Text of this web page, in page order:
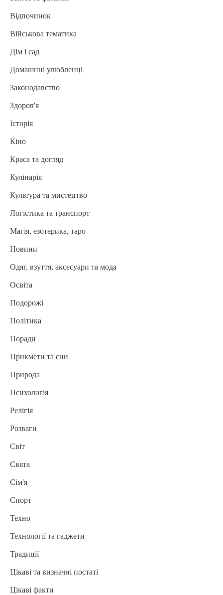
Відпочинок
Військова тематика
Дім і сад
Домашнні улюбленці
Законодавство
Здоров'я
Історія
Кіно
Краса та догляд
Кулінарія
Культура та мистецтво
Логістика та транспорт
Магія, езотерика, таро
Новини
Одяг, взуття, аксесуари та мода
Освіта
Подорожі
Політика
Поради
Прикмети та сни
Природа
Психологія
Релігія
Розваги
Світ
Свята
Сім'я
Спорт
Техно
Технології та гаджети
Традиції
Цікаві та визначні постаті
Цікаві факти